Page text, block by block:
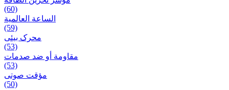
(60)
الساعة العالمية
(59)
محرک بیئی
(53)
مقاومة أو ضد صدمات
(53)
مؤقت صوتی
(50)